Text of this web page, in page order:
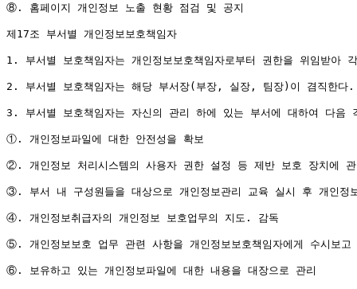
⑧. 홈페이지 개인정보 노출 현황 점검 및 공지
제17조 부서별 개인정보보호책임자
1. 부서별 보호책임자는 개인정보보호책임자로부터 권한을 위임받아
2. 부서별 보호책임자는 해당 부서장(부장, 실장, 팀장)이 겸직한
3. 부서별 보호책임자는 자신의 관리 하에 있는 부서에 대하여 다음
①. 개인정보파일에 대한 안전성을 확보
②. 개인정보 처리시스템의 사용자 권한 설정 등 제반 보호 장치에
③. 부서 내 구성원들을 대상으로 개인정보관리 교육 실시 후 개인정
④. 개인정보취급자의 개인정보 보호업무의 지도. 감독
⑤. 개인정보보호 업무 관련 사항을 개인정보보호책임자에게 수시보고
⑥. 보유하고 있는 개인정보파일에 대한 내용을 대장으로 관리